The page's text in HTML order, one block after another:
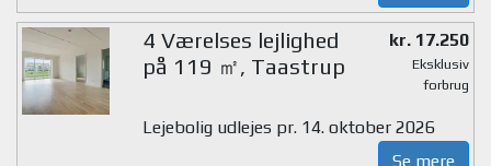
4 Værelses lejlighed
på 119 ㎡, Taastrup
kr. 17.250
Eksklusiv
forbrug
Lejebolig udlejes pr. 14. oktober 2026
Se mere